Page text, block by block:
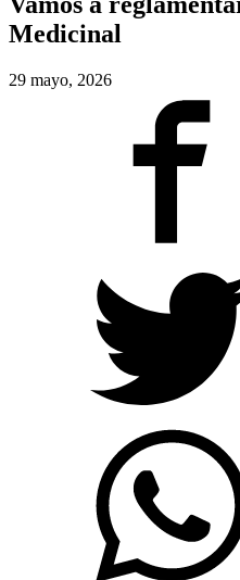
Medicinal
29 mayo, 2026